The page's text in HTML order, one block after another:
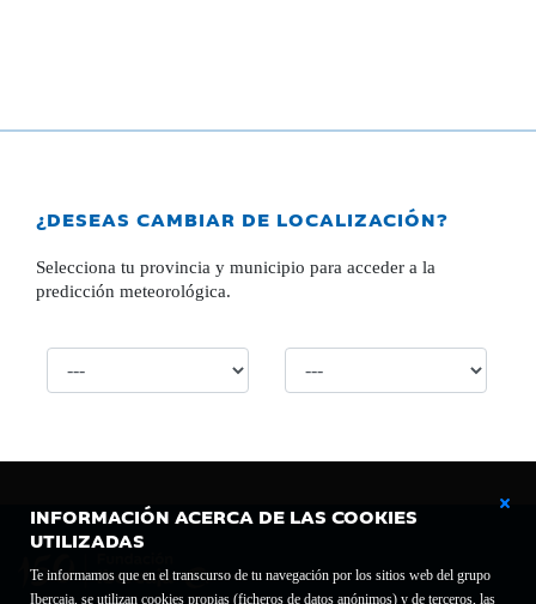
INFORMACIÓN ACERCA DE LAS COOKIES
UTILIZADAS
Te informamos que en el transcurso de tu navegación por los sitios web del grupo
Ibercaja, se utilizan cookies propias (ficheros de datos anónimos) y de terceros, las
¿DESEAS CAMBIAR DE LOCALIZACIÓN?
Selecciona tu provincia y municipio para acceder a la
predicción meteorológica.